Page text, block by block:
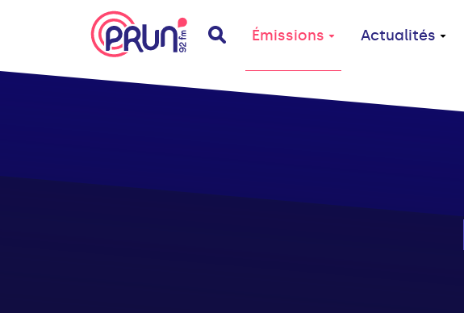
Émissions Actualités